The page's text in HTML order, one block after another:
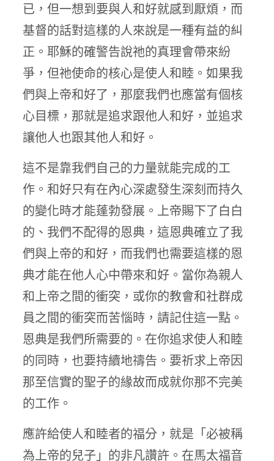
已，但一想到要與人和好就感到厭煩，而
基督的話對這樣的人來說是一種有益的糾
正。耶穌的確警告說祂的真理會帶來紛
爭，但祂使命的核心是使人和睦。如果我
們與上帝和好了，那麼我們也應當有個核
心目標，那就是追求跟他人和好，並追求
讓他人也跟其他人和好。
這不是靠我們自己的力量就能完成的工
作。和好只有在內心深處發生深刻而持久
的變化時才能蓬勃發展。上帝賜下了白白
的、我們不配得的恩典，這恩典確立了我
們與上帝的和好，而我們也需要這樣的恩
典才能在他人心中帶來和好。當你為親人
和上帝之間的衝突，或你的教會和社群成
員之間的衝突而苦惱時，請記住這一點。
恩典是我們所需要的。在你追求使人和睦
的同時，也要持續地禱告。要祈求上帝因
那至信實的聖子的緣故而成就你那不完美
的工作。
應許給使人和睦者的福分，就是「必被稱
為上帝的兒子」的非凡讚許。在馬太福音